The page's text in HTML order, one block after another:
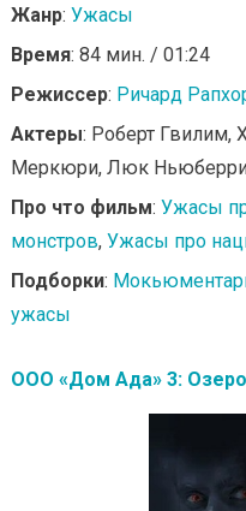
Жанр: Ужасы
Время: 84 мин. / 01:24
Режиссер: Ричард
Актеры: Роберт Гвилим,
Меркюри, Люк
Про что фильм: Ужасы
монстров, Ужасы про
Подборки:
ужасы
ООО «Дом Ада» 3: Озеро